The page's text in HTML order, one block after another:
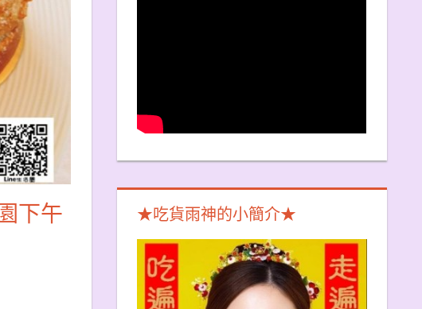
下午
★吃貨雨神的小簡介★